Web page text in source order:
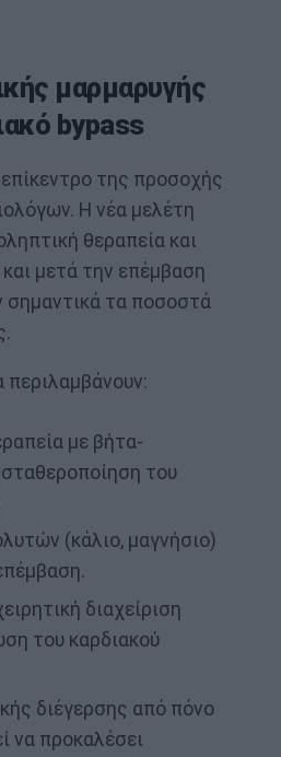
μαρμαρυγής
bypass
της προσοχής
Η νέα μελέτη
θεραπεία και
μετά την επέμβαση
σημαντικά τα ποσοστά
με βήτα-
του
(κάλιο, μαγνήσιο)
διαχείριση
του καρδιακού
διέγερσης από πόνο
να προκαλέσει